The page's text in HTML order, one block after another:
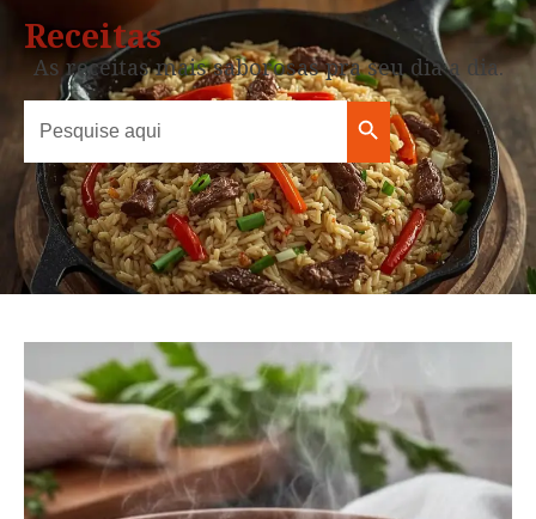
Receitas
As receitas mais saborosas pra seu dia a dia.
Search
for: Search Button